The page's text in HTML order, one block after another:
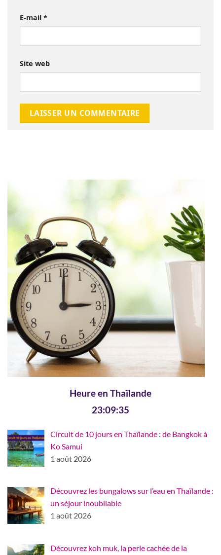
E-mail *
Site web
Heure en Thaïlande
23:09:37
Circuit de 10 jours en Thaïlande : de Bangkok à
Ko Samui
1 août 2026
Découvrez les bungalows sur l’eau en Thaïlande :
un séjour inoubliable
1 août 2026
Découvrez koh muk, la perle cachée de la